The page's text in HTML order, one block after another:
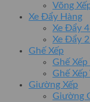
Võng
Xe Đẩy Hàng
Xe Đẩy
Xe Đẩy
Ghế Xếp
Ghế
Ghế
Giường Xếp
Giường